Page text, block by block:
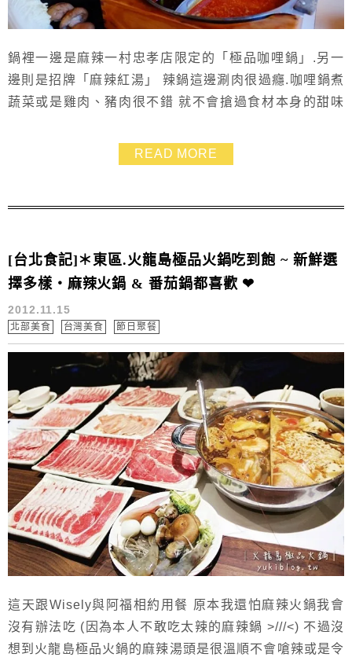
鍋裡一邊是麻辣一村忠孝店限定的「極品咖哩鍋」.另一
邊則是招牌「麻辣紅湯」 辣鍋這邊涮肉很過癮.咖哩鍋煮
蔬菜或是雞肉、豬肉很不錯 就不會搶過食材本身的甜味
READ MORE
[台北食記]＊東區.火龍島極品火鍋吃到飽 ~ 新鮮選
擇多樣‧麻辣火鍋 & 番茄鍋都喜歡 ❤
2012.11.15
北部美食 台灣美食 節日聚餐
這天跟Wisely與阿福相約用餐 原本我還怕麻辣火鍋我會
沒有辦法吃 (因為本人不敢吃太辣的麻辣鍋 >///<) 不過沒
想到火龍島極品火鍋的麻辣湯頭是很溫順不會嗆辣或是令